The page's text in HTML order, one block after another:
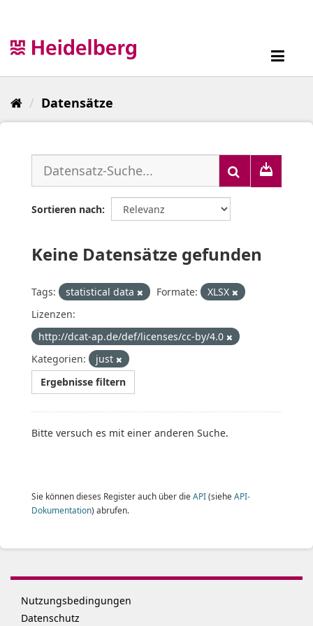
Datensätze
Sortieren nach
Keine Datensätze gefunden
Tags: statistical data Formate:
XLSX
Lizenzen:
http://dcat-ap.de/def/licenses/cc-by/4.0
Kategorien:
just
Ergebnisse filtern
Bitte versuch es mit einer anderen Suche.
Sie können dieses Register auch über die API(siehe API-
Dokumentation) abrufen.
Nutzungsbedingungen
Datenschutz